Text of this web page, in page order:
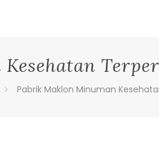
Pabrik Maklon Minuman